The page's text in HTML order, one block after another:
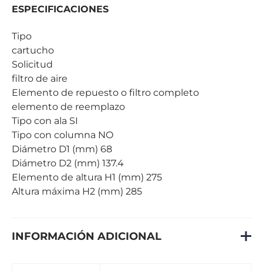
ESPECIFICACIONES
Tipo
cartucho
Solicitud
filtro de aire
Elemento de repuesto o filtro completo
elemento de reemplazo
Tipo con ala SI
Tipo con columna NO
Diámetro D1 (mm) 68
Diámetro D2 (mm) 137.4
Elemento de altura H1 (mm) 275
Altura máxima H2 (mm) 285
INFORMACIÓN ADICIONAL